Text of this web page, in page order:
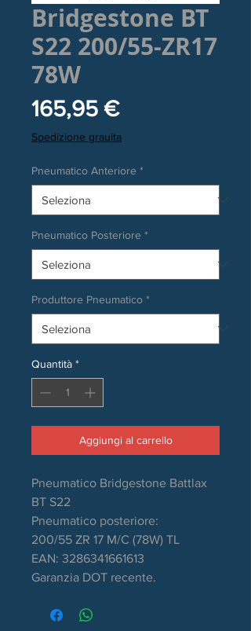
Bridgestone BT
S22 200/55-ZR17
78W
165,95 €Prezzo
Spedizione grauita
Pneumatico Anteriore *
Pneumatico Posteriore *
Produttore Pneumatico *
Quantità *
Aggiungi al carrello
Pneumatico Bridgestone Battlax
BT S22
Pneumatico posteriore:
200/55 ZR 17 M/C (78W) TL
EAN: 3286341661613
Garanzia DOT recente.